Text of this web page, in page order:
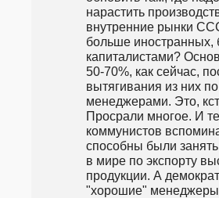
нарастить
внутренние рынки
больше иностранных,
капиталистами?
50-70%, как сейчас,
вытягивания из них
менеджерами. Это,
Просрали многое. И
коммунистов
способны были
в мире по экспорту
продукции. А
"хорошие" менеджеры